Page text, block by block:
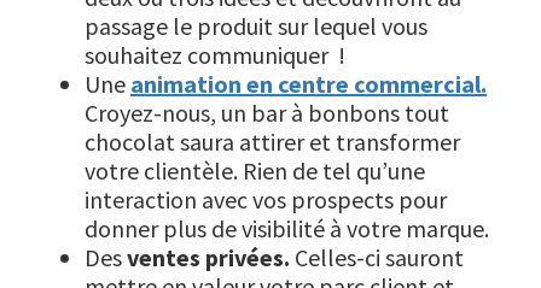
passage le produit sur lequel vous
souhaitez communiquer !
Une animation en centre commercial.
Croyez-nous, un bar à bonbons tout
chocolat saura attirer et transformer
votre clientèle. Rien de tel qu’une
interaction avec vos prospects pour
donner plus de visibilité à votre marque.
Desventes privées. Celles-ci sauront